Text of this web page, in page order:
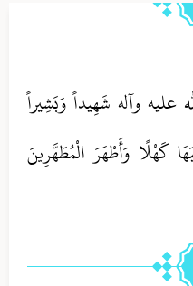
وآله شَهِيداً وَبَشِيراً
كَهْلًا وَأَطْهَرَ الْمُطَهَّرِينَ